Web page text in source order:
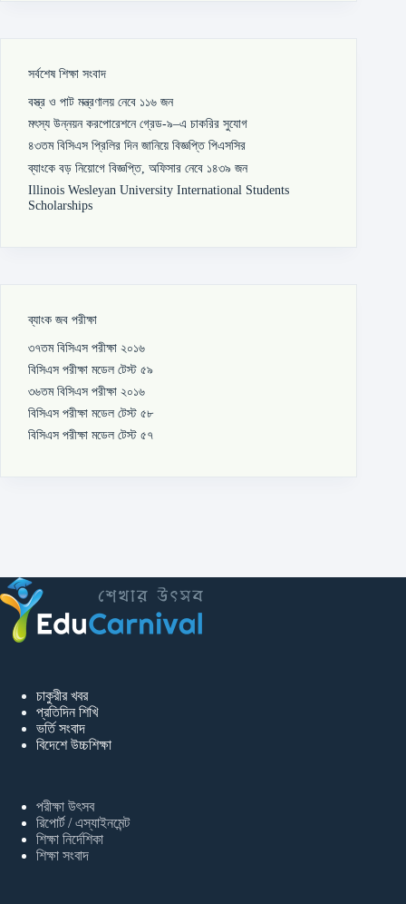
সর্বশেষ শিক্ষা সংবাদ
বস্ত্র ও পাট মন্ত্রণালয় নেবে ১১৬ জন
মৎস্য উন্নয়ন করপোরেশনে গ্রেড-৯–এ চাকরির সুযোগ
৪৩তম বিসিএস প্রিলির দিন জানিয়ে বিজ্ঞপ্তি পিএসসির
ব্যাংকে বড় নিয়োগে বিজ্ঞপ্তি, অফিসার নেবে ১৪৩৯ জন
Illinois Wesleyan University International Students
Scholarships
ব্যাংক জব পরীক্ষা
৩৭তম বিসিএস পরীক্ষা ২০১৬
বিসিএস পরীক্ষা মডেল টেস্ট ৫৯
৩৬তম বিসিএস পরীক্ষা ২০১৬
বিসিএস পরীক্ষা মডেল টেস্ট ৫৮
বিসিএস পরীক্ষা মডেল টেস্ট ৫৭
চাকুরীর খবর
প্রতিদিন শিখি
ভর্তি সংবাদ
বিদেশে উচ্চশিক্ষা
পরীক্ষা উৎসব
রিপোর্ট / এস্যাইনমেন্ট
শিক্ষা নির্দেশিকা
শিক্ষা সংবাদ